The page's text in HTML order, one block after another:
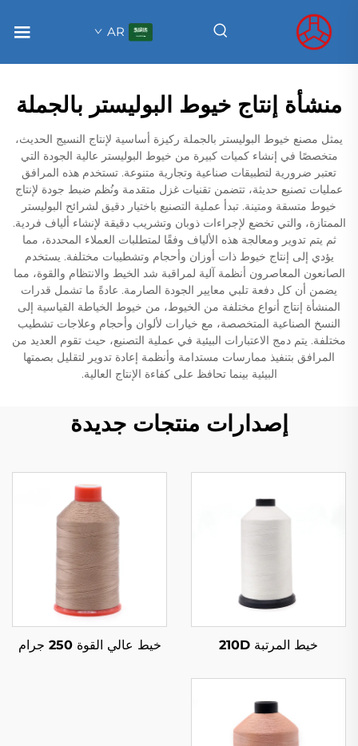
AR
منشأة إنتاج خيوط البوليستر بالجملة
يمثل مصنع خيوط البوليستر بالجملة ركيزة أساسية لإنتاج النسيج الحديث،
متخصصًا في إنشاء كميات كبيرة من خيوط البوليستر عالية الجودة التي
تعتبر ضرورية لتطبيقات صناعية وتجارية متنوعة. تستخدم هذه المرافق
عمليات تصنيع حديثة، تتضمن تقنيات غزل متقدمة ونُظم ضبط جودة لإنتاج
خيوط متسقة ومتينة. تبدأ عملية التصنيع باختيار دقيق لشرائح البوليستر
الممتازة، والتي تخضع لإجراءات ذوبان وتشريب دقيقة لإنشاء ألياف فردية.
ثم يتم تدوير ومعالجة هذه الألياف وفقًا لمتطلبات العملاء المحددة، مما
يؤدي إلى إنتاج خيوط ذات أوزان وأحجام وتشطيبات مختلفة. يستخدم
الصانعون المعاصرون أنظمة آلية لمراقبة شد الخيط والانتظام والقوة، مما
يضمن أن كل دفعة تلبي معايير الجودة الصارمة. عادةً ما تشمل قدرات
المنشأة إنتاج أنواع مختلفة من الخيوط، من خيوط الخياطة القياسية إلى
النسخ الصناعية المتخصصة، مع خيارات لألوان وأحجام وعلاجات تشطيب
مختلفة. يتم دمج الاعتبارات البيئية في عملية التصنيع، حيث تقوم العديد من
المرافق بتنفيذ ممارسات مستدامة وأنظمة إعادة تدوير لتقليل بصمتها
البيئية بينما تحافظ على كفاءة الإنتاج العالية.
إصدارات منتجات جديدة
خيط المرتبة 210D خيط عالي القوة 250 جرام